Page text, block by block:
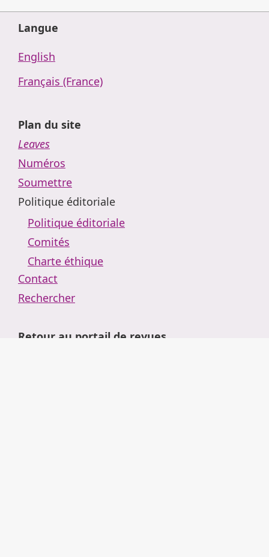
Langue
English
Français (France)
Plan du site
Leaves
Numéros
Soumettre
Politique éditoriale
Politique éditoriale
Comités
Charte éthique
Contact
Rechercher
Retour au portail de revues